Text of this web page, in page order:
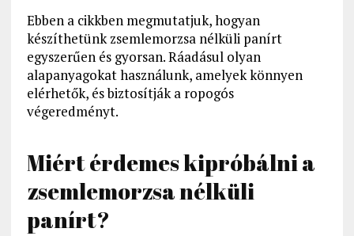
Ebben a cikkben megmutatjuk, hogyan
készíthetünk zsemlemorzsa nélküli panírt
egyszerűen és gyorsan. Ráadásul olyan
alapanyagokat használunk, amelyek könnyen
elérhetők, és biztosítják a ropogós
végeredményt.
Miért érdemes kipróbálni a
zsemlemorzsa nélküli
panírt?